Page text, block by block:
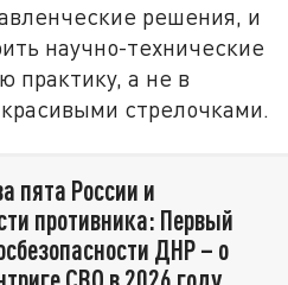
решения, и
научно-технические
практику, а не в
стрелочками.
пята России и
противника: Первый
ДНР – о